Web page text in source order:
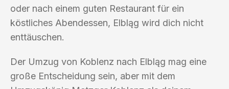
oder nach einem guten Restaurant für ein
köstliches Abendessen, Elbląg wird dich nicht
enttäuschen.
Der Umzug von Koblenz nach Elbląg mag eine
große Entscheidung sein, aber mit dem